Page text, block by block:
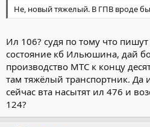
Не, новый тяжелый. В ГПВ вроде
Ил 106? судя по тому что
состояние кб Ильюшина, дай
производство МТС к концу
там тяжёлый транспортник. Да
сейчас вта насытят ил 476 и
124?